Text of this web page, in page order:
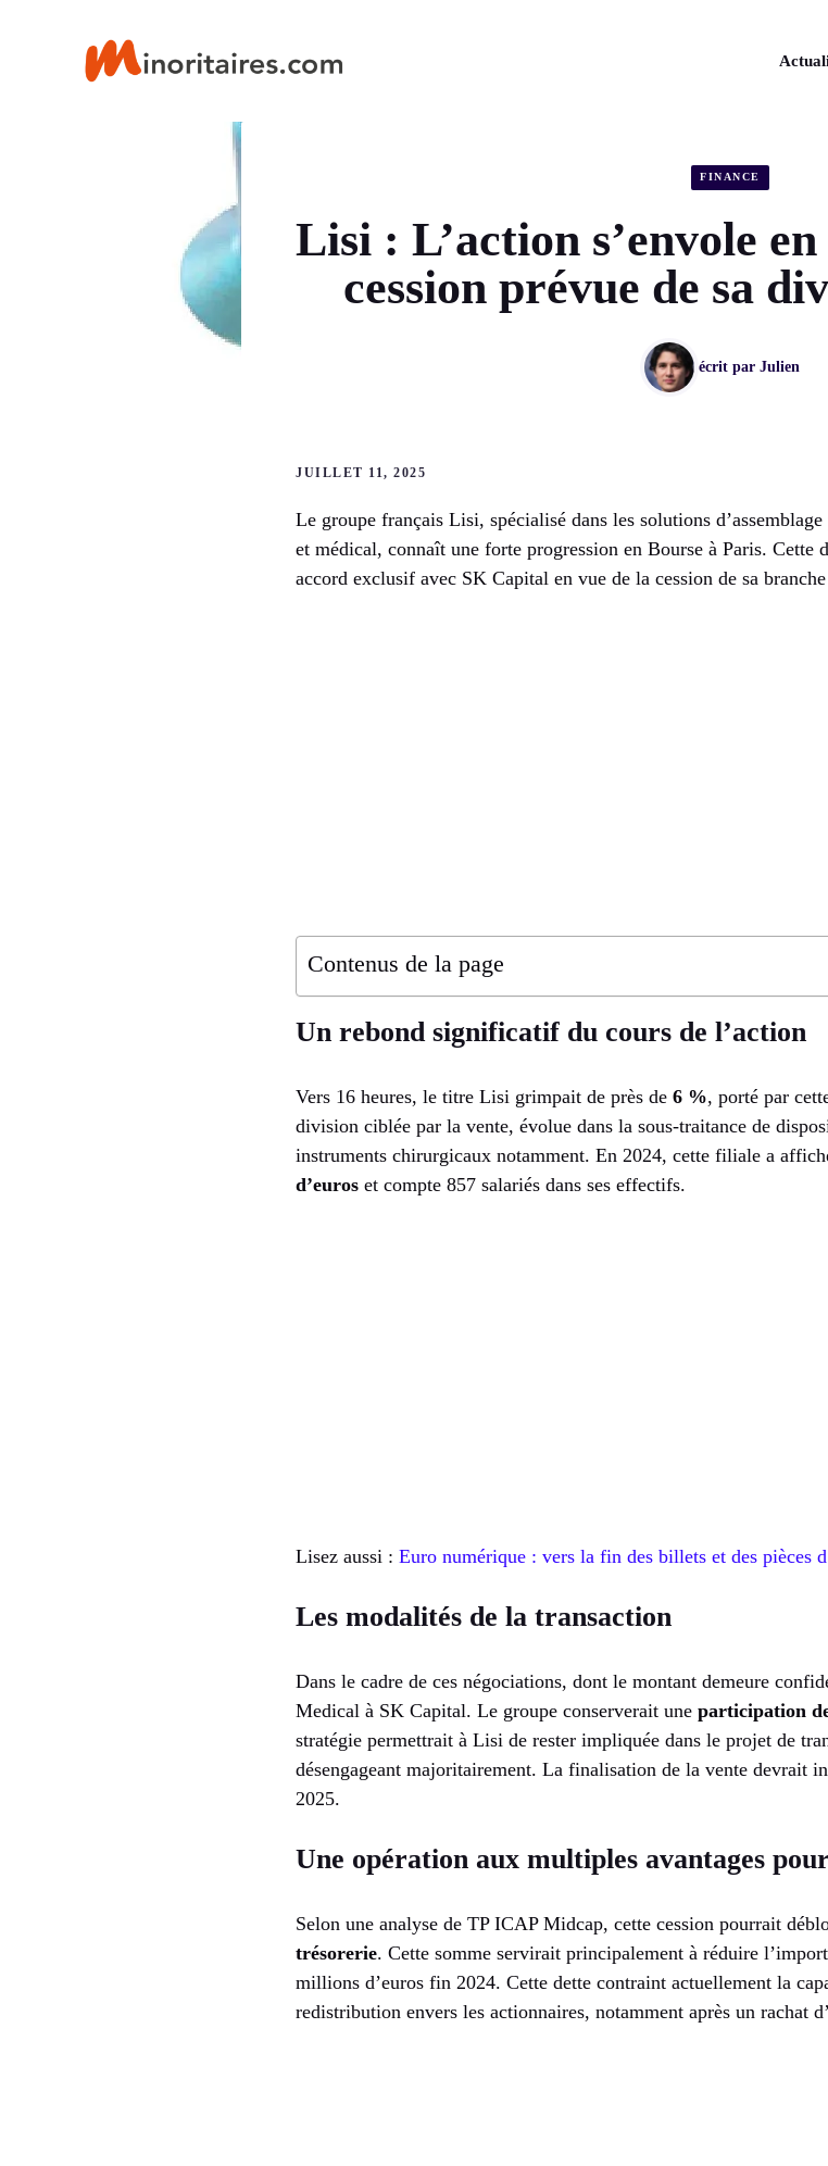
FINANCE
Lisi : L’action s’envole
cession prévue de sa
écrit par Julien
JUILLET 11, 2025
Le groupe français Lisi, spécialisé dans les solutions
et médical, connaît une forte progression en Bourse à Paris. Cette
accord exclusif avec SK Capital en vue de la cession de sa
Contenus de la page
Un rebond significatif du cours de l’action
Vers 16 heures, le titre Lisi grimpait de près de 6 %, porté par
division ciblée par la vente, évolue dans la sous-traitance de
instruments chirurgicaux notamment. En 2024, cette filiale a
d’euros et compte 857 salariés dans ses effectifs.
Lisez aussi : Euro numérique : vers la fin des billets et des pièces
Les modalités de la transaction
Dans le cadre de ces négociations, dont le montant demeure
Medical à SK Capital. Le groupe conserverait une participation
stratégie permettrait à Lisi de rester impliquée dans le projet de
désengageant majoritairement. La finalisation de la vente devrait
2025.
Une opération aux multiples avantages
Selon une analyse de TP ICAP Midcap, cette cession pourrait
trésorerie. Cette somme servirait principalement à réduire
millions d’euros fin 2024. Cette dette contraint actuellement la
redistribution envers les actionnaires, notamment après un rachat